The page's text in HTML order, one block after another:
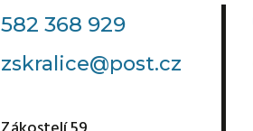
582 368 929
zskralice@post.cz